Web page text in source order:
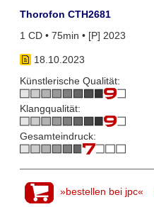
Thorofon CTH2681
1 CD • 75min • [P] 2023
18.10.2023
Künstlerische Qualität:
Klangqualität:
Gesamteindruck:
»bestellen bei jpc«